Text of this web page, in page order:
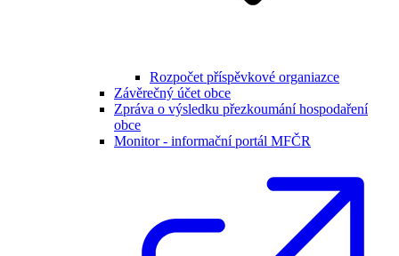
Rozpočet příspěvkové organiazce
Závěrečný účet obce
Zpráva o výsledku přezkoumání hospodaření
obce
Monitor - informační portál MFČR